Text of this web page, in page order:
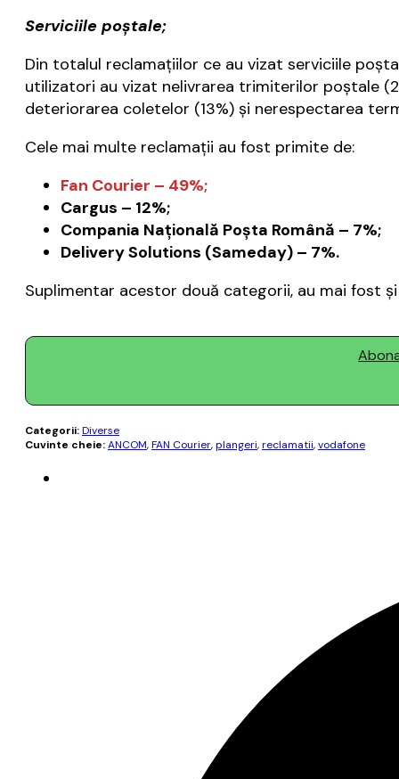
Serviciile poştale;
Din totalul reclamațiilor ce au vizat serviciile
utilizatori au vizat nelivrarea trimiterilor poștale
deteriorarea coletelor (13%) și nerespectarea
Cele mai multe reclamaţii au fost primite de:
Fan Courier – 49%;
Cargus – 12%;
Compania Naţională Poşta Română – 7%;
Delivery Solutions (Sameday) – 7%.
Suplimentar acestor două categorii, au mai fost
Categorii:Diverse
Cuvinte cheie:ANCOM,FAN Courier,plangeri,reclamatii,vodafone